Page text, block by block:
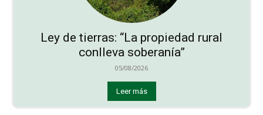
Ley de tierras: “La propiedad rural
conlleva soberanía”
05/08/2026
Leer más